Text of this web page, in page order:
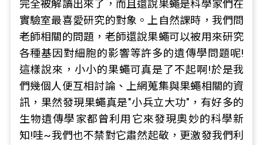
完全被解讀出來了，而且還說果蠅是科學家們在
實驗室最喜愛研究的對象。上自然課時，我們問
老師相關的問題，老師還說果蠅可以被用來研究
各種基因對細胞的影響等許多的遺傳學問題呢!
這樣說來，小小的果蠅可真是了不起啊!於是我
們幾個人便互相討論、上網蒐集與果蠅相關的資
訊，果然發現果蠅真是"小兵立大功"，有好多的
生物遺傳學家都曾利用它來發現奧妙的科學新
知!哇~我們也不禁對它肅然起敬，更激發我們利